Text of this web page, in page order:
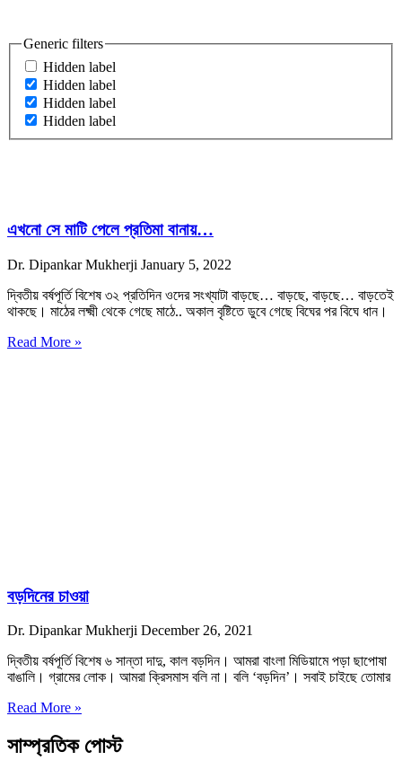
Generic filters
Hidden label
Hidden label
Hidden label
Hidden label
এখনো সে মাটি পেলে প্রতিমা বানায়…
Dr. Dipankar Mukherji January 5, 2022
দ্বিতীয় বর্ষপূর্তি বিশেষ ৩২ প্রতিদিন ওদের সংখ্যাটা বাড়ছে… বাড়ছে, বাড়ছে… বাড়তেই
থাকছে। মাঠের লক্ষ্মী থেকে গেছে মাঠে.. অকাল বৃষ্টিতে ডুবে গেছে বিঘের পর বিঘে ধান।
Read More »
বড়দিনের চাওয়া
Dr. Dipankar Mukherji December 26, 2021
দ্বিতীয় বর্ষপূর্তি বিশেষ ৬ সান্তা দাদু, কাল বড়দিন। আমরা বাংলা মিডিয়ামে পড়া ছাপোষা
বাঙালি। গ্রামের লোক। আমরা ক্রিসমাস বলি না। বলি ‘বড়দিন’। সবাই চাইছে তোমার
Read More »
সাম্প্রতিক পোস্ট